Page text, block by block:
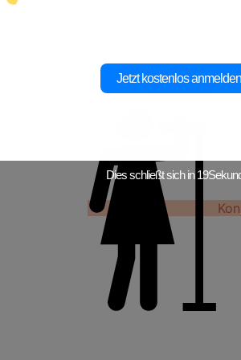
Interessen
Jetzt kostenlos
Dies schließt sich in17